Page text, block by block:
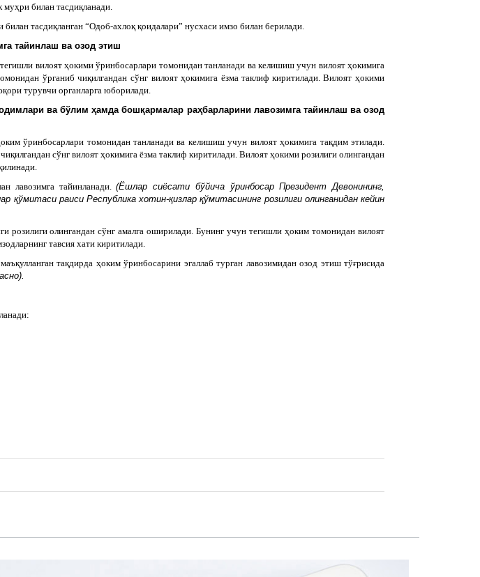
билан тасдиқланади.
тасдиқланган “Одоб-ахлоқ қоидалари” нусхаси имзо билан берилади.
тайинлаш ва озод этиш
вилоят ҳокими ўринбосарлари томонидан танланади ва келишиш учун вилоят ҳокимига
ўрганиб чиқилгандан сўнг вилоят ҳокимига ёзма таклиф киритилади. Вилоят ҳокими
турувчи органларга юборилади.
ва бўлим ҳамда бошқармалар раҳбарларини лавозимга тайинлаш ва озод
ўринбосарлари томонидан танланади ва келишиш учун вилоят ҳокимига тақдим этилади.
сўнг вилоят ҳокимига ёзма таклиф киритилади. Вилоят ҳокими розилиги олингандан
лавозимга тайинланади.(Ёшлар сиёсати бўйича ўринбосар Президент Девонининг,
қўмитаси раиси Республика хотин-қизлар қўмитасининг розилиги олинганидан кейин
олингандан сўнг амалга оширилади. Бунинг учун тегишли ҳоким томонидан вилоят
тавсия хати киритилади.
тақдирда ҳоким ўринбосарини эгаллаб турган лавозимидан озод этиш тўғрисида